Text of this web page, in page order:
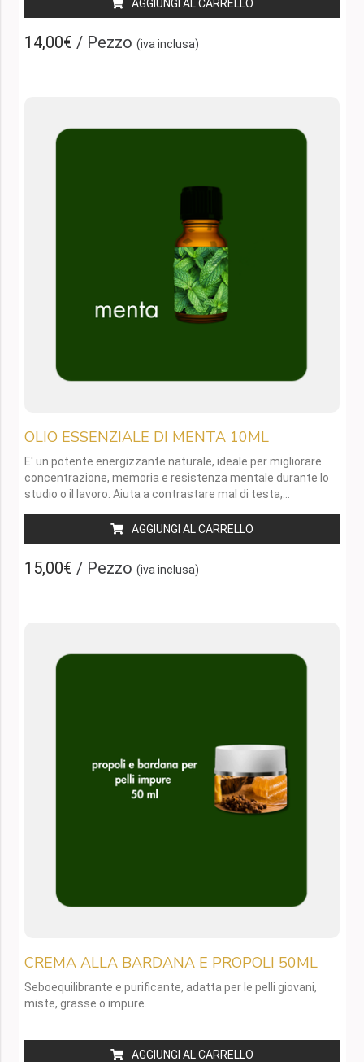
AGGIUNGI AL CARRELLO
14,00€ / Pezzo (iva inclusa)
OLIO ESSENZIALE DI MENTA 10ML
E' un potente energizzante naturale, ideale per migliorare
concentrazione, memoria e resistenza mentale durante lo
studio o il lavoro. Aiuta a contrastare mal di testa,
AGGIUNGI AL CARRELLO
15,00€ / Pezzo (iva inclusa)
CREMA ALLA BARDANA E PROPOLI 50ML
Seboequilibrante e purificante, adatta per le pelli giovani,
miste, grasse o impure.
AGGIUNGI AL CARRELLO